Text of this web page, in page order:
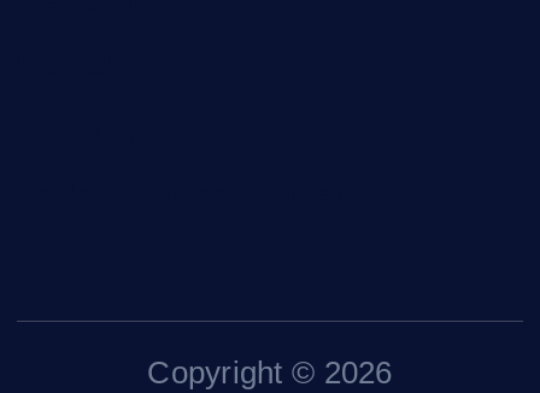
Copyright © 2026